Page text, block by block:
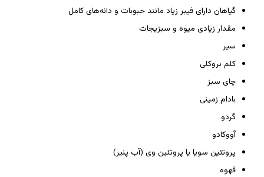
گیاهان دارای فیبر زیاد مانند حبوبات و دانه‌های کامل
مقدار زیادی میوه و سبزیجات
سیر
کلم بروکلی
چای سبز
بادام زمینی
گردو
آووکادو
پروتئین سویا یا پروتئین وی (آب پنیر)
قهوه